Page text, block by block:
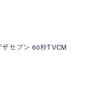
セブン 60秒TVCM